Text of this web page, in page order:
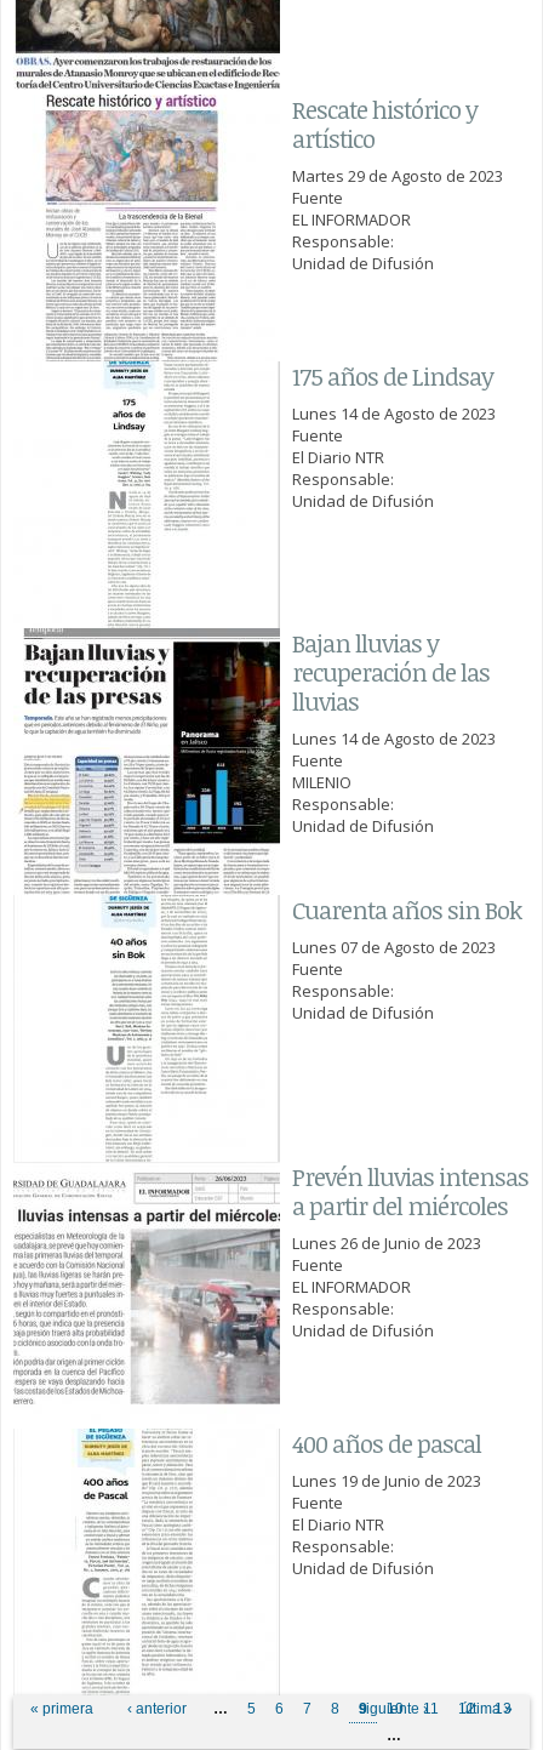
Rescate histórico y
artístico
Martes 29 de Agosto de 2023
Fuente
EL INFORMADOR
Responsable:
Unidad de Difusión
175 años de Lindsay
Lunes 14 de Agosto de 2023
Fuente
El Diario NTR
Responsable:
Unidad de Difusión
Bajan lluvias y
recuperación de las
lluvias
Lunes 14 de Agosto de 2023
Fuente
MILENIO
Responsable:
Unidad de Difusión
Cuarenta años sin Bok
Lunes 07 de Agosto de 2023
Fuente
Responsable:
Unidad de Difusión
Prevén lluvias intensas
a partir del miércoles
Lunes 26 de Junio de 2023
Fuente
EL INFORMADOR
Responsable:
Unidad de Difusión
400 años de pascal
Lunes 19 de Junio de 2023
Fuente
El Diario NTR
Responsable:
Unidad de Difusión
Páginas
« primera ‹ anterior … 5 6 7 8 9 10 11 12
13
…
siguiente › última »